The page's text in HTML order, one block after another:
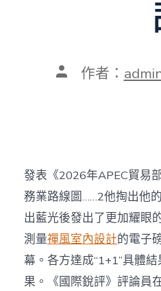
文 作者：
發表《2026年APEC貿易
務業路線圖……2他掏出他
出藍光後發出了更加耀眼
測量禪風室內設計的電子
幕。各方達成“1+1”具體
果。《國際銳評》評論員